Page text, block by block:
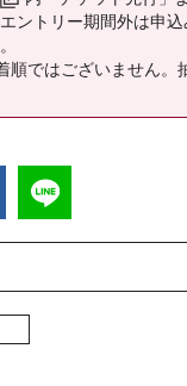
ントリー期間外は申
順ではございません。